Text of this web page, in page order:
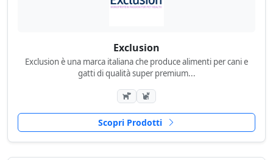
Exclusion
Exclusion è una marca italiana che produce alimenti per cani e
gatti di qualità super premium...
Scopri Prodotti